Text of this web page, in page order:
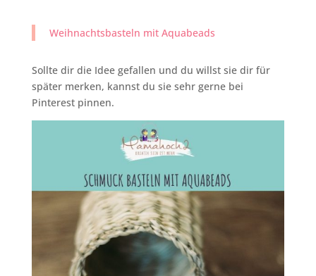
Weihnachtsbasteln mit Aquabeads
Sollte dir die Idee gefallen und du willst sie dir für
später merken, kannst du sie sehr gerne bei
Pinterest pinnen.